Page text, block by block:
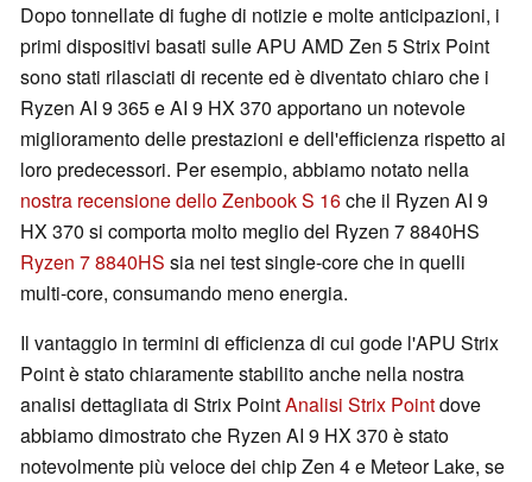
Dopo tonnellate di fughe di notizie e molte anticipazioni, i
primi dispositivi basati sulle APU AMD Zen 5 Strix Point
sono stati rilasciati di recente ed è diventato chiaro che i
Ryzen AI 9 365 e AI 9 HX 370 apportano un notevole
miglioramento delle prestazioni e dell'efficienza rispetto ai
loro predecessori. Per esempio, abbiamo notato nella
nostra recensione dello Zenbook S 16che il Ryzen AI 9
HX 370 si comporta molto meglio del Ryzen 7 8840HS
Ryzen 7 8840HS sia nei test single-core che in quelli
multi-core, consumando meno energia.
Il vantaggio in termini di efficienza di cui gode l'APU Strix
Point è stato chiaramente stabilito anche nella nostra
analisi dettagliata di Strix PointAnalisi Strix Pointdove
abbiamo dimostrato che Ryzen AI 9 HX 370 è stato
notevolmente più veloce dei chip Zen 4 e Meteor Lake, se